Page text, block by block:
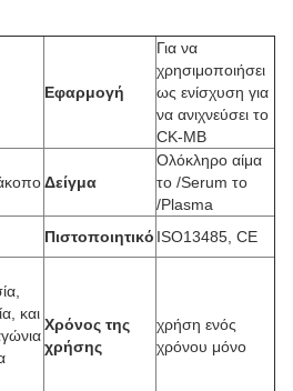
Εφαρμογή
Για να
χρησιμοποιήσει
ως ενίσχυση για
να ανιχνεύσει το
CK-ΜΒ
Δείγμα
Ολόκληρο αίμα
το /Serum το
/Plasma
Πιστοποιητικό ISO13485, CE
και
Χρόνος της
χρήσης
χρήση ενός
χρόνου μόνο